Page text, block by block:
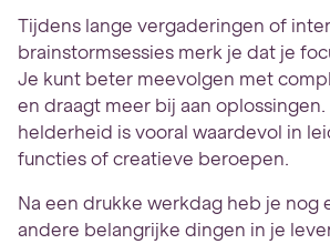
Tijdens lange vergaderingen of
brainstormsessies merk je dat je
Je kunt beter meevolgen met
en draagt meer bij aan
helderheid is vooral waardevol in
functies of creatieve beroepen.
Na een drukke werkdag heb je nog
andere belangrijke dingen in je